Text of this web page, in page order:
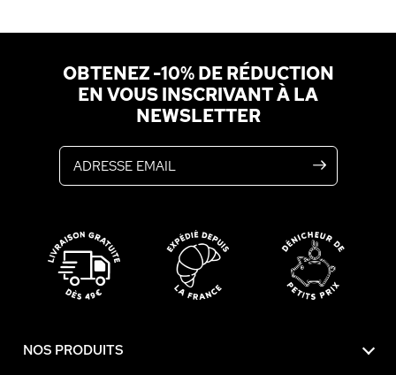
OBTENEZ -10% DE RÉDUCTION
EN VOUS INSCRIVANT À LA
NEWSLETTER
NOS PRODUITS